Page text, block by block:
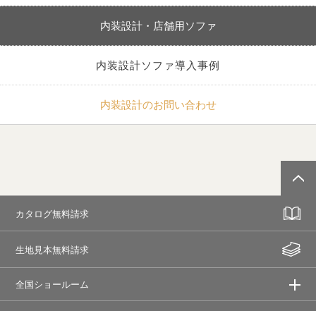
内装設計・店舗用ソファ
内装設計ソファ導入事例
内装設計のお問い合わせ
カタログ無料請求
生地見本無料請求
全国ショールーム